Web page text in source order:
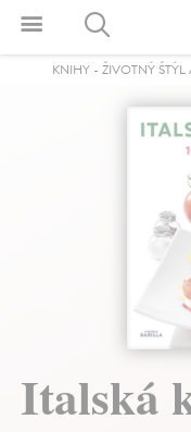
KNIHY- ŽIVOTNÝ
Italská